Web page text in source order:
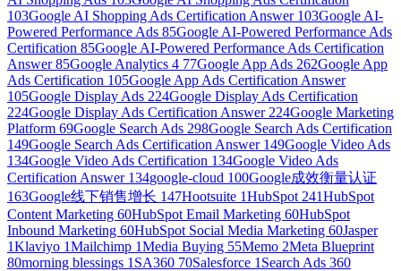
103Google AI Shopping Ads Certification Answer 103Google AI-
Powered Performance Ads 85Google AI-Powered Performance Ads
Certification 85Google AI-Powered Performance Ads Certification
Answer85Google Analytics 4 77Google App Ads 262Google App
Ads Certification 105Google App Ads Certification Answer
105Google Display Ads 224Google Display Ads Certification
224Google Display Ads Certification Answer 224Google Marketing
Platform 69Google Search Ads 298Google Search Ads Certification
149Google Search Ads Certification Answer 149Google Video Ads
134Google Video Ads Certification 134Google Video Ads
Certification Answer 134google-cloud 100Google成效衡量认证
163Google线下销售增长 147Hootsuite 1HubSpot 241HubSpot
Content Marketing 60HubSpot Email Marketing 60HubSpot
Inbound Marketing 60HubSpot Social Media Marketing 60Jasper
1Klaviyo 1Mailchimp 1Media Buying 55Memo 2Meta Blueprint
80morning blessings 1 SA360 70Salesforce 1 Search Ads 360